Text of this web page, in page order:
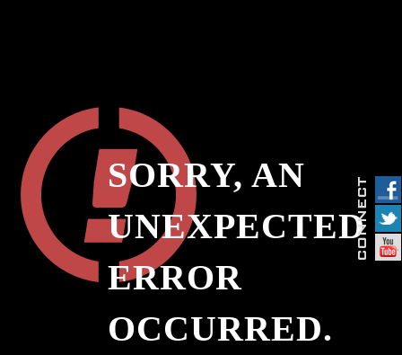
SORRY, AN
UNEXPECTED
ERROR
OCCURRED.